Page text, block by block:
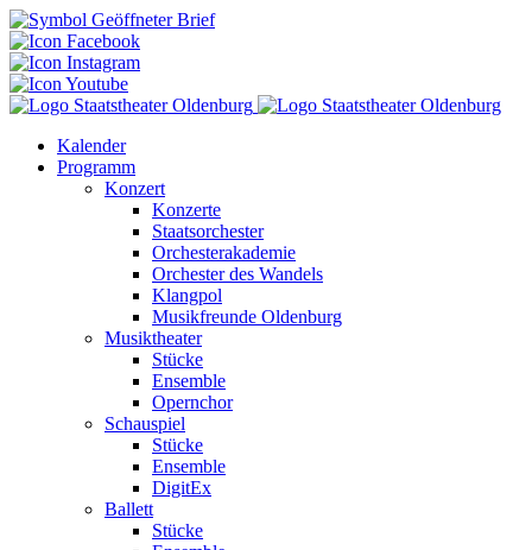
Kalender
Programm
Konzert
Konzerte
Staatsorchester
Orchesterakademie
Orchester des Wandels
Klangpol
Musikfreunde Oldenburg
Musiktheater
Stücke
Ensemble
Opernchor
Schauspiel
Stücke
Ensemble
DigitEx
Ballett
Stücke